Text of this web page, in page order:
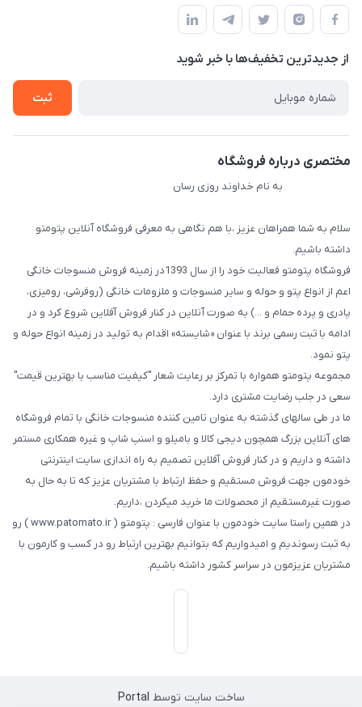
لیست محصولات
درباره ما
قوانین و مقررات
حریم خصوصی
راهنما
از جدید‌ترین تخفیف‌ها با‌ خبر شوید
ثبت
مختصری درباره فروشگاه
به نام خداوند روزی رسان
سلام به شما همراهان عزیز ،با هم نگاهی به معرفی فروشگاه آنلاین پتومتو
داشته باشیم.
فروشگاه پتومتو فعالیت خود را از سال 1393در زمینه فروش منسوجات خانگی
اعم از انواع پتو و حوله و سایر منسوجات و ملزومات خانگی (روفرشی، رومیزی،
پادری و پرده حمام و ...) به صورت آنلاین در کنار فروش آفلاین شروع کرد و در
ادامه با ثبت رسمی برند با عنوان «شایسته» اقدام به تولید در زمینه انواع حوله و
پتو نمود.
مجموعه پتومتو همواره با تمرکز بر رعایت شعار "کیفیت مناسب با بهترین قیمت"
سعی در جلب رضایت مشتری دارد.
ما در طی سالهای گذشته به عنوان تامین کننده منسوجات خانگی با تمام فروشگاه
های آنلاین بزرگ همچون دیجی کالا و بامیلو و اسنپ شاپ و غیره همکاری مستمر
داشته و داریم و در کنار فروش آفلاین تصمیم به راه اندازی سایت اینترنتی
خودمون جهت فروش مستقیم و حفظ ارتباط با مشتریان عزیز که تا به حال به
صورت غیرمستقیم از محصولات ما خرید میکردن ،داریم.
در همین راستا سایت خودمون با عنوان فارسی : پتومتو ( www.patomato.ir ) رو
به ثبت رسوندیم و امیدواریم که بتوانیم بهترین ارتباط رو در کسب و کارمون با
مشتریان عزیزمون در سراسر کشور داشته باشیم.
ساخت سایت توسط Portal